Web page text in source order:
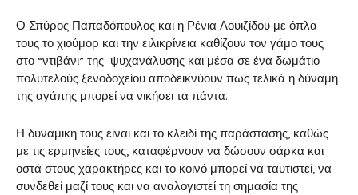
Ο Σπύρος Παπαδόπουλος και η Ρένια Λουιζίδου με όπλα
τους το χιούμορ και την ειλικρίνεια καθίζουν τον γάμο τους
στο “ντιβάνι” της ψυχανάλυσης και μέσα σε ένα δωμάτιο
πολυτελούς ξενοδοχείου αποδεικνύουν πως τελικά η δύναμη
της αγάπης μπορεί να νικήσει τα πάντα.
Η δυναμική τους είναι και το κλειδί της παράστασης, καθώς
με τις ερμηνείες τους, καταφέρνουν να δώσουν σάρκα και
οστά στους χαρακτήρες και το κοινό μπορεί να ταυτιστεί, να
συνδεθεί μαζί τους και να αναλογιστεί τη σημασία της